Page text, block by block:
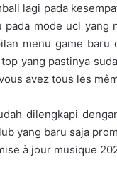
lagi pada
mode ucl yang
menu game
yang pastinya
avez tous les
dilengkapi
yang baru saja
à jour musique